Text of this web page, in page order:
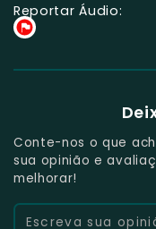
Reportar Áudio:
Conte-nos o que
sua opinião e
melhorar!